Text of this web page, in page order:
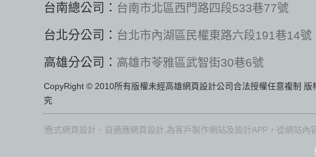
台南總公司： 台南市北區西門路四段533巷77號
台北分公司： 台北市內湖區民權東路六段191巷14號
高雄分公司： 高雄市苓雅區武智街30巷6號
CopyRight © 2010所有版權未經高雄網頁設計公司合法授權任意複制 版
究
響應式網頁設計、自適應網頁設計,為客戶製作網站及設計APP，從網站內容文